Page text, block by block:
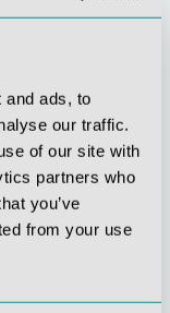
and ads, to
our traffic.
of our site with
partners who
you’ve
from your use
Soziale